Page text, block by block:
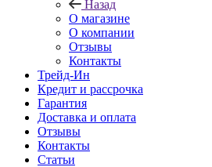
Назад
О магазине
О компании
Отзывы
Контакты
Трейд-Ин
Кредит и рассрочка
Гарантия
Доставка и оплата
Отзывы
Контакты
Статьи